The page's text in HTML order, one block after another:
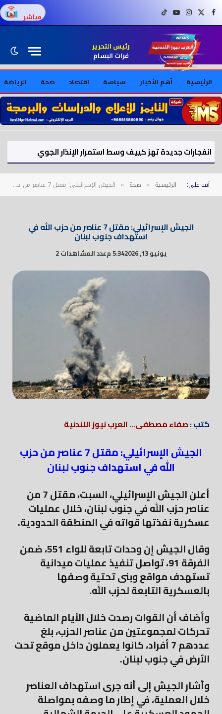
فيسبوكX (Twitter)
إنستغراميوتيوبتيك توك مباشر
رئيس التحرير
فرات البسام
الرئيسية أهم الأخبار سياسة اقتصاد صحة الرياضة
انفجارات جديدة تهز كييف وسط استمرار الإنذار الجوي
أنت على: الرئيسية » صحة » الجيش الإسرائيلي: مقتل 7 عناصر من حزب الله في استهداف جنوب لبنان
الجيش الإسرائيلي: مقتل 7 عناصر من حزب الله في
استهداف جنوب لبنان
يونيو 13, 2026 5:34 م عدد المشاهدات 2
كتب :صفاء مصطفى... العرب نيوز اللندنية
الجيش الإسرائيلي: مقتل 7 عناصر من حزب
الله في استهداف جنوب لبنان
أعلن الجيش الإسرائيلي، السبت، مقتل 7 من
عناصر حزب الله في جنوب لبنان، خلال عمليات
عسكرية نفذتها قواته في المنطقة الحدودية.
وقال الجيش إن وحدات تابعة للواء 551، ضمن
الفرقة 91، تواصل تنفيذ عمليات ميدانية
تستهدف مواقع وبنى تحتية وصفها
بالعسكرية التابعة لحزب الله.
وأضاف أن القوات رصدت خلال الأيام الماضية
تحركات لمجموعتين من عناصر الحزب، بلغ
عددهم 7 أفراد، كانوا يعملون داخل موقع تحت
الأرض في جنوب لبنان.
وأشار الجيش إلى أنه جرى استهداف العناصر
خلال العملية، في إطار ما وصفه بمواصلة